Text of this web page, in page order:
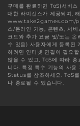
구매를 완료하면 ToS(서비
대한 라이선스가 제공되며
www.take2games.com/
스/온라인 기능, 콘텐츠, 서
코드와 추가 요금 및/또는 온
수 있음) 사용자에게 등록된
하려면 인터넷 연결이 필요
않을 수 있고, ToS에 따라
니다. 특정 특수 기능의 사
Status를 참조하세요. ToS
나 종료될 수 있습니다.